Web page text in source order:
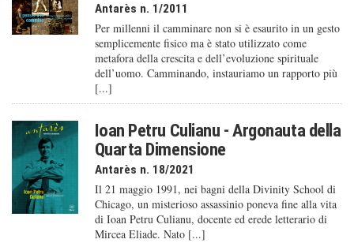
Antarès n. 1/2011
Per millenni il camminare non si è esaurito in un gesto
semplicemente fisico ma è stato utilizzato come
metafora della crescita e dell’evoluzione spirituale
dell’uomo. Camminando, instauriamo un rapporto più
[...]
Ioan Petru Culianu - Argonauta della
Quarta Dimensione
Antarès n. 18/2021
Il 21 maggio 1991, nei bagni della Divinity School di
Chicago, un misterioso assassinio poneva fine alla vita
di Ioan Petru Culianu, docente ed erede letterario di
Mircea Eliade. Nato [...]